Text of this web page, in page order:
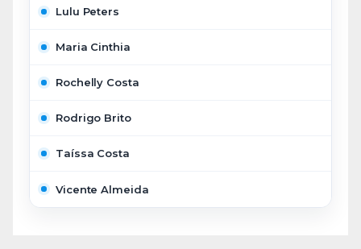
Lulu Peters
Maria Cinthia
Rochelly Costa
Rodrigo Brito
Taíssa Costa
Vicente Almeida